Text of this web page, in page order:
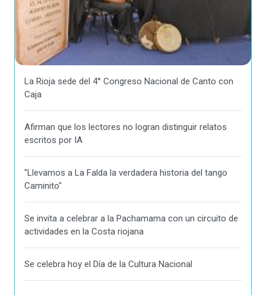
La Rioja sede del 4° Congreso Nacional de Canto con
Caja
Afirman que los lectores no logran distinguir relatos
escritos por IA
"Llevamos a La Falda la verdadera historia del tango
Caminito"
Se invita a celebrar a la Pachamama con un circuito de
actividades en la Costa riojana
Se celebra hoy el Día de la Cultura Nacional